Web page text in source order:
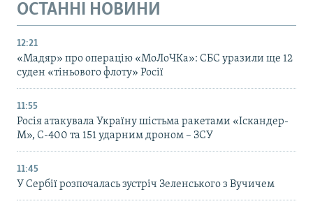
ОСТАННІ НОВИНИ
12:21
«Мадяр» про операцію «МоЛоЧКа»: СБС уразили ще 12
суден «тіньового флоту» Росії
11:55
Росія атакувала Україну шістьма ракетами «Іскандер-
М», С-400 та 151 ударним дроном – ЗСУ
11:45
У Сербії розпочалась зустріч Зеленського з Вучичем